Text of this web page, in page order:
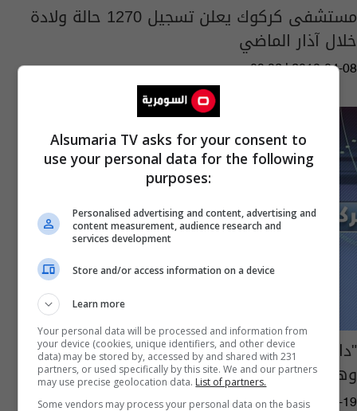
مستشفى كركوك يعلن تسجيل 1270 حالة ولادة
خلال آذار الماضي
09:32 | 2018-04-08
"داعش" يقتل ويختطف خمسة اشخاص بسيطرة
وهمية في كركوك
16:55 | 2018-03-19
Alsumaria TV asks for your consent to
use your personal data for the following
purposes:
Personalised advertising and content, advertising and
content measurement, audience research and
services development
Store and/or access information on a device
Learn more
Your personal data will be processed and information from
your device (cookies, unique identifiers, and other device
data) may be stored by, accessed by and shared with 231
partners, or used specifically by this site. We and our partners
may use precise geolocation data. List of partners.
Some vendors may process your personal data on the basis